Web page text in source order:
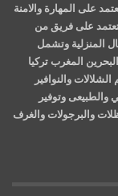
على المهارة والامنة
على فريق من
المنزلية وتشمل
المغرب تركيا
والنوافير
وتوفير
والبرجولات والغرف